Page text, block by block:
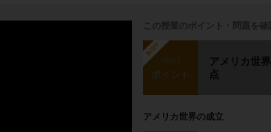
この授業のポイント・問題を確
勉強中
ポイント
アメリカ世
点
アメリカ世界の成立